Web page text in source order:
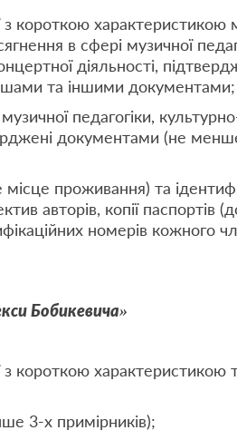
короткою характеристикою
в сфері музичної
діяльності,
та іншими документами;
педагогіки,
документами (не
проживання) та
авторів, копії паспортів
номерів кожного
Бобикевича»
короткою характеристикою
3-х примірників);